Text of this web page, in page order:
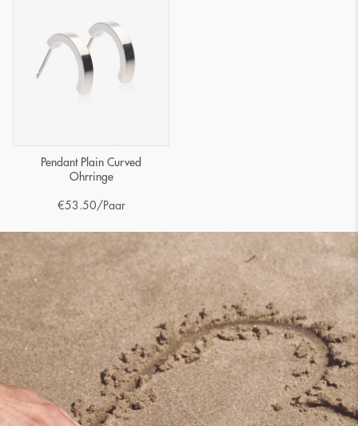
Pendant Plain Curved
Ohrringe
€53.50/Paar